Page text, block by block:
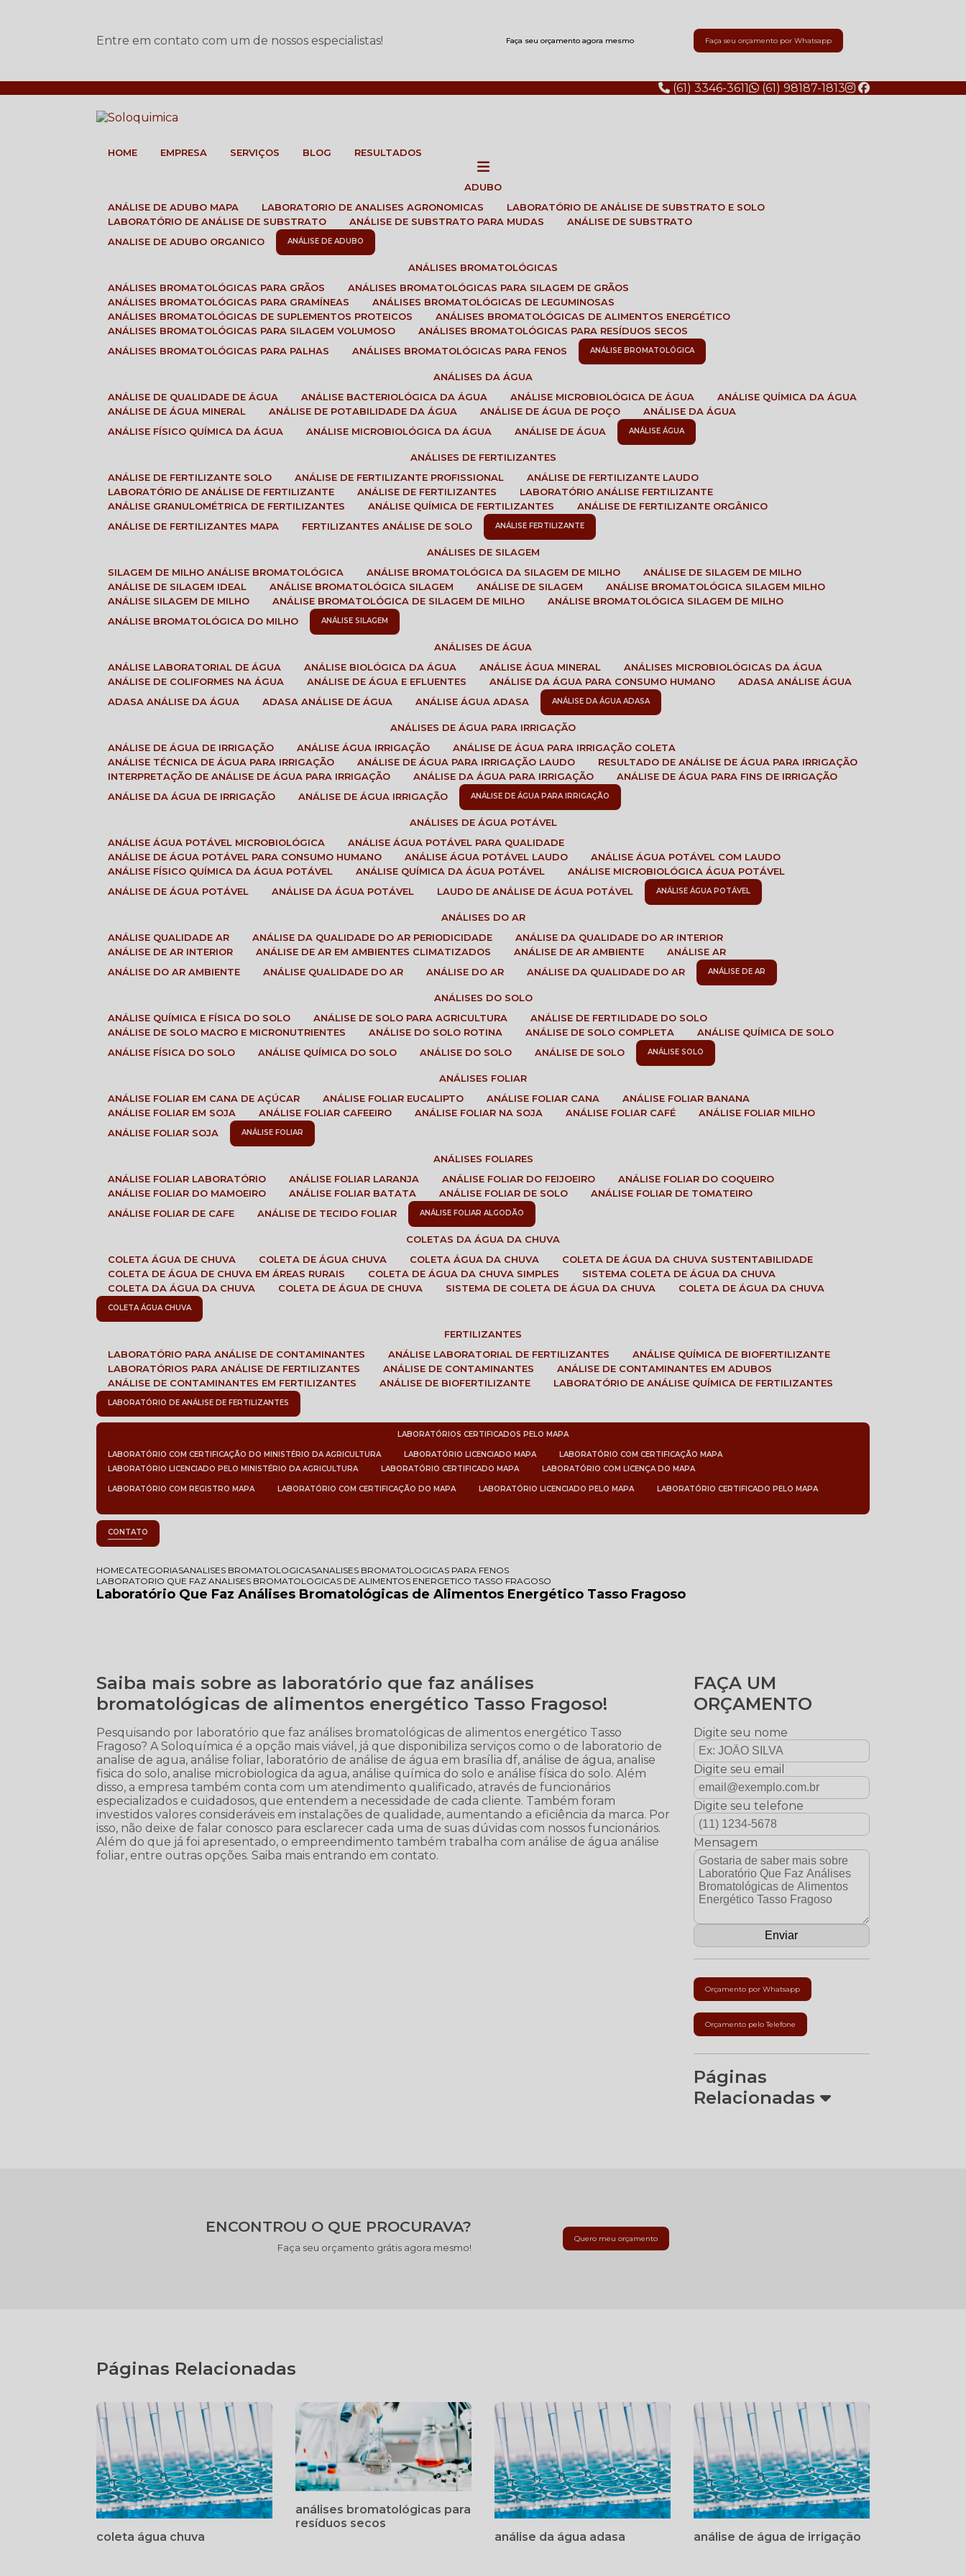
Entre em contato com um de nossos especialistas! Faça seu orçamento agora mesmo Faça seu orçamento por Whatsapp
(61) 3346-3611 (61) 98187-1813
HOME EMPRESA SERVIÇOS BLOG RESULTADOS
ADUBO
ANÁLISE DE ADUBO MAPA
LABORATORIO DE ANALISES AGRONOMICAS
LABORATÓRIO DE ANÁLISE DE SUBSTRATO E SOLO
LABORATÓRIO DE ANÁLISE DE SUBSTRATO
ANÁLISE DE SUBSTRATO PARA MUDAS
ANÁLISE DE SUBSTRATO
ANALISE DE ADUBO ORGANICO
ANÁLISE DE ADUBO
ANÁLISES BROMATOLÓGICAS
ANÁLISES BROMATOLÓGICAS PARA GRÃOS
ANÁLISES BROMATOLÓGICAS PARA SILAGEM DE GRÃOS
ANÁLISES BROMATOLÓGICAS PARA GRAMÍNEAS
ANÁLISES BROMATOLÓGICAS DE LEGUMINOSAS
ANÁLISES BROMATOLÓGICAS DE SUPLEMENTOS PROTEICOS
ANÁLISES BROMATOLÓGICAS DE ALIMENTOS ENERGÉTICO
ANÁLISES BROMATOLÓGICAS PARA SILAGEM VOLUMOSO
ANÁLISES BROMATOLÓGICAS PARA RESÍDUOS SECOS
ANÁLISES BROMATOLÓGICAS PARA PALHAS
ANÁLISES BROMATOLÓGICAS PARA FENOS ANÁLISE BROMATOLÓGICA
ANÁLISES DA ÁGUA
ANÁLISE DE QUALIDADE DE ÁGUA
ANÁLISE BACTERIOLÓGICA DA ÁGUA ANÁLISE MICROBIOLÓGICA DE ÁGUA
ANÁLISE QUÍMICA DA ÁGUA
ANÁLISE DE ÁGUA MINERAL
ANÁLISE DE POTABILIDADE DA ÁGUA ANÁLISE DE ÁGUA DE POÇO
ANÁLISE DA ÁGUA
ANÁLISE FÍSICO QUÍMICA DA ÁGUA
ANÁLISE MICROBIOLÓGICA DA ÁGUA ANÁLISE DE ÁGUA ANÁLISE ÁGUA
ANÁLISES DE FERTILIZANTES
ANÁLISE DE FERTILIZANTE SOLO
ANÁLISE DE FERTILIZANTE PROFISSIONAL
ANÁLISE DE FERTILIZANTE LAUDO
LABORATÓRIO DE ANÁLISE DE FERTILIZANTE
ANÁLISE DE FERTILIZANTES
LABORATÓRIO ANÁLISE FERTILIZANTE
ANÁLISE GRANULOMÉTRICA DE FERTILIZANTES
ANÁLISE QUÍMICA DE FERTILIZANTES
ANÁLISE DE FERTILIZANTE ORGÂNICO
ANÁLISE DE FERTILIZANTES MAPA
FERTILIZANTES ANÁLISE DE SOLO ANÁLISE FERTILIZANTE
ANÁLISES DE SILAGEM
SILAGEM DE MILHO ANÁLISE BROMATOLÓGICA
ANÁLISE BROMATOLÓGICA DA SILAGEM DE MILHO
ANÁLISE DE SILAGEM DE MILHO
ANÁLISE DE SILAGEM IDEAL
ANÁLISE BROMATOLÓGICA SILAGEM ANÁLISE DE SILAGEM
ANÁLISE BROMATOLÓGICA SILAGEM MILHO
ANÁLISE SILAGEM DE MILHO
ANÁLISE BROMATOLÓGICA DE SILAGEM DE MILHO
ANÁLISE BROMATOLÓGICA SILAGEM DE MILHO
ANÁLISE BROMATOLÓGICA DO MILHO
ANÁLISE SILAGEM
ANÁLISES DE ÁGUA
ANÁLISE LABORATORIAL DE ÁGUA
ANÁLISE BIOLÓGICA DA ÁGUA ANÁLISE ÁGUA MINERAL
ANÁLISES MICROBIOLÓGICAS DA ÁGUA
ANÁLISE DE COLIFORMES NA ÁGUA
ANÁLISE DE ÁGUA E EFLUENTES ANÁLISE DA ÁGUA PARA CONSUMO HUMANO
ADASA ANÁLISE ÁGUA
ADASA ANÁLISE DA ÁGUA
ADASA ANÁLISE DE ÁGUA ANÁLISE ÁGUA ADASA ANÁLISE DA ÁGUA ADASA
ANÁLISES DE ÁGUA PARA IRRIGAÇÃO
ANÁLISE DE ÁGUA DE IRRIGAÇÃO
ANÁLISE ÁGUA IRRIGAÇÃO
ANÁLISE DE ÁGUA PARA IRRIGAÇÃO COLETA
ANÁLISE TÉCNICA DE ÁGUA PARA IRRIGAÇÃO
ANÁLISE DE ÁGUA PARA IRRIGAÇÃO LAUDO
RESULTADO DE ANÁLISE DE ÁGUA PARA IRRIGAÇÃO
INTERPRETAÇÃO DE ANÁLISE DE ÁGUA PARA IRRIGAÇÃO
ANÁLISE DA ÁGUA PARA IRRIGAÇÃO
ANÁLISE DE ÁGUA PARA FINS DE IRRIGAÇÃO
ANÁLISE DA ÁGUA DE IRRIGAÇÃO
ANÁLISE DE ÁGUA IRRIGAÇÃO ANÁLISE DE ÁGUA PARA IRRIGAÇÃO
ANÁLISES DE ÁGUA POTÁVEL
ANÁLISE ÁGUA POTÁVEL MICROBIOLÓGICA
ANÁLISE ÁGUA POTÁVEL PARA QUALIDADE
ANÁLISE DE ÁGUA POTÁVEL PARA CONSUMO HUMANO
ANÁLISE ÁGUA POTÁVEL LAUDO
ANÁLISE ÁGUA POTÁVEL COM LAUDO
ANÁLISE FÍSICO QUÍMICA DA ÁGUA POTÁVEL
ANÁLISE QUÍMICA DA ÁGUA POTÁVEL
ANÁLISE MICROBIOLÓGICA ÁGUA POTÁVEL
ANÁLISE DE ÁGUA POTÁVEL
ANÁLISE DA ÁGUA POTÁVEL LAUDO DE ANÁLISE DE ÁGUA POTÁVEL ANÁLISE ÁGUA POTÁVEL
ANÁLISES DO AR
ANÁLISE QUALIDADE AR
ANÁLISE DA QUALIDADE DO AR PERIODICIDADE
ANÁLISE DA QUALIDADE DO AR INTERIOR
ANÁLISE DE AR INTERIOR
ANÁLISE DE AR EM AMBIENTES CLIMATIZADOS ANÁLISE DE AR AMBIENTE
ANÁLISE AR
ANÁLISE DO AR AMBIENTE
ANÁLISE QUALIDADE DO AR ANÁLISE DO AR ANÁLISE DA QUALIDADE DO AR ANÁLISE DE AR
ANÁLISES DO SOLO
ANÁLISE QUÍMICA E FÍSICA DO SOLO
ANÁLISE DE SOLO PARA AGRICULTURA
ANÁLISE DE FERTILIDADE DO SOLO
ANÁLISE DE SOLO MACRO E MICRONUTRIENTES
ANÁLISE DO SOLO ROTINA ANÁLISE DE SOLO COMPLETA
ANÁLISE QUÍMICA DE SOLO
ANÁLISE FÍSICA DO SOLO
ANÁLISE QUÍMICA DO SOLO ANÁLISE DO SOLO ANÁLISE DE SOLO ANÁLISE SOLO
ANÁLISES FOLIAR
ANÁLISE FOLIAR EM CANA DE AÇÚCAR
ANÁLISE FOLIAR EUCALIPTO ANÁLISE FOLIAR CANA
ANÁLISE FOLIAR BANANA
ANÁLISE FOLIAR EM SOJA
ANÁLISE FOLIAR CAFEEIRO ANÁLISE FOLIAR NA SOJA ANÁLISE FOLIAR CAFÉ
ANÁLISE FOLIAR MILHO
ANÁLISE FOLIAR SOJA
ANÁLISE FOLIAR
ANÁLISES FOLIARES
ANÁLISE FOLIAR LABORATÓRIO
ANÁLISE FOLIAR LARANJA ANÁLISE FOLIAR DO FEIJOEIRO
ANÁLISE FOLIAR DO COQUEIRO
ANÁLISE FOLIAR DO MAMOEIRO
ANÁLISE FOLIAR BATATA ANÁLISE FOLIAR DE SOLO
ANÁLISE FOLIAR DE TOMATEIRO
ANÁLISE FOLIAR DE CAFE
ANÁLISE DE TECIDO FOLIAR ANÁLISE FOLIAR ALGODÃO
COLETAS DA ÁGUA DA CHUVA
COLETA ÁGUA DE CHUVA
COLETA DE ÁGUA CHUVA COLETA ÁGUA DA CHUVA
COLETA DE ÁGUA DA CHUVA SUSTENTABILIDADE
COLETA DE ÁGUA DE CHUVA EM ÁREAS RURAIS
COLETA DE ÁGUA DA CHUVA SIMPLES
SISTEMA COLETA DE ÁGUA DA CHUVA
COLETA DA ÁGUA DA CHUVA
COLETA DE ÁGUA DE CHUVA SISTEMA DE COLETA DE ÁGUA DA CHUVA COLETA DE ÁGUA DA CHUVA
COLETA ÁGUA CHUVA
FERTILIZANTES
LABORATÓRIO PARA ANÁLISE DE CONTAMINANTES
ANÁLISE LABORATORIAL DE FERTILIZANTES
ANÁLISE QUÍMICA DE BIOFERTILIZANTE
LABORATÓRIOS PARA ANÁLISE DE FERTILIZANTES
ANÁLISE DE CONTAMINANTES
ANÁLISE DE CONTAMINANTES EM ADUBOS
ANÁLISE DE CONTAMINANTES EM FERTILIZANTES
ANÁLISE DE BIOFERTILIZANTE LABORATÓRIO DE ANÁLISE QUÍMICA DE FERTILIZANTES
LABORATÓRIO DE ANÁLISE DE FERTILIZANTES
LABORATÓRIOS CERTIFICADOS PELO MAPA
LABORATÓRIO COM CERTIFICAÇÃO DO MINISTÉRIO DA AGRICULTURA LABORATÓRIO LICENCIADO MAPA
LABORATÓRIO COM CERTIFICAÇÃO MAPA
LABORATÓRIO LICENCIADO PELO MINISTÉRIO DA AGRICULTURA
LABORATÓRIO CERTIFICADO MAPA LABORATÓRIO COM LICENÇA DO MAPA
LABORATÓRIO COM REGISTRO MAPA LABORATÓRIO COM CERTIFICAÇÃO DO MAPA LABORATÓRIO LICENCIADO PELO MAPA LABORATÓRIO CERTIFICADO PELO MAPA
CONTATO
HOMECATEGORIASANALISES BROMATOLOGICASANALISES BROMATOLOGICAS PARA FENOS
LABORATORIO QUE FAZ ANALISES BROMATOLOGICAS DE ALIMENTOS ENERGETICO TASSO FRAGOSO
Laboratório Que Faz Análises Bromatológicas de Alimentos Energético Tasso Fragoso
Saiba mais sobre as laboratório que faz análises
bromatológicas de alimentos energético Tasso Fragoso!
Pesquisando por laboratório que faz análises bromatológicas de alimentos energético Tasso
Fragoso? A Soloquímica é a opção mais viável, já que disponibiliza serviços como o de laboratorio de
analise de agua, análise foliar, laboratório de análise de água em brasília df, análise de água, analise
fisica do solo, analise microbiologica da agua, análise química do solo e análise física do solo. Além
disso, a empresa também conta com um atendimento qualificado, através de funcionários
especializados e cuidadosos, que entendem a necessidade de cada cliente. Também foram
investidos valores consideráveis em instalações de qualidade, aumentando a eficiência da marca. Por
isso, não deixe de falar conosco para esclarecer cada uma de suas dúvidas com nossos funcionários.
Além do que já foi apresentado, o empreendimento também trabalha com análise de água análise
foliar, entre outras opções. Saiba mais entrando em contato.
FAÇA UM
ORÇAMENTO
Digite seu nome
Digite seu email
Digite seu telefone
Mensagem
Orçamento por Whatsapp
Orçamento pelo Telefone
Páginas
Relacionadas
ENCONTROU O QUE PROCURAVA?
Faça seu orçamento grátis agora mesmo!
Quero meu orçamento
Páginas Relacionadas
coleta água chuva
análises bromatológicas para
resíduos secos
análise da água adasa
análise de água de irrigação